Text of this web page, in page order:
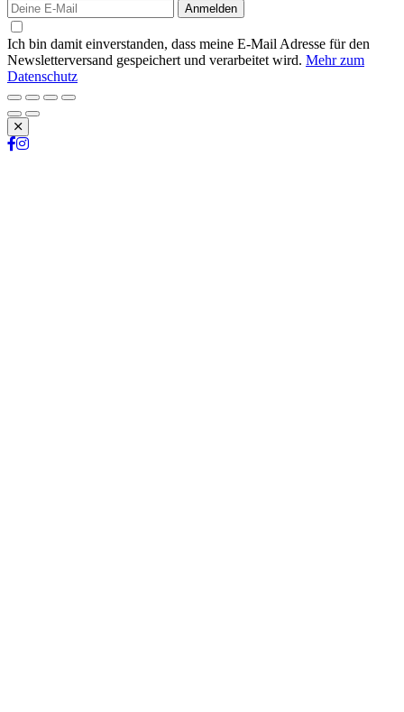
Anmelden
Ich bin damit einverstanden, dass meine E-Mail Adresse für den
Newsletterversand gespeichert und verarbeitet wird. Mehr zum
Datenschutz
Schließen